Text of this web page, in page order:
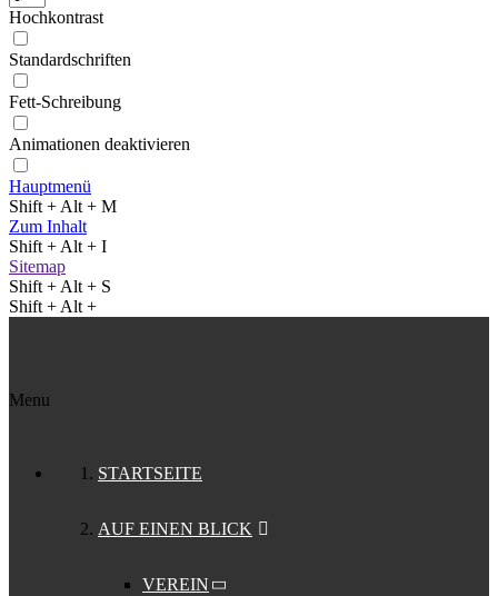
Hochkontrast
Standardschriften
Fett-Schreibung
Animationen deaktivieren
Hauptmenü
Shift + Alt + M
Zum Inhalt
Shift + Alt + I
Sitemap
Shift + Alt + S
Shift + Alt +
Menu
STARTSEITE
AUF EINEN BLICK
VEREIN